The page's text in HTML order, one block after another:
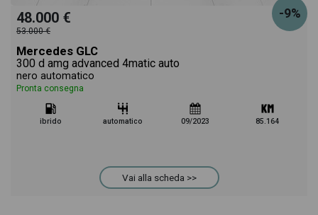
-9%
48.000 €
53.000 €
Mercedes GLC
300 d amg advanced 4matic auto
nero automatico
Pronta consegna
ibrido automatico 09/2023 85.164
Vai alla scheda >>